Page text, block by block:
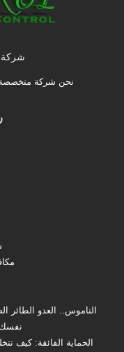
شركة
نحن شركة متخصصة
الناموس.. العدو
الحماية الفائقة: كيف